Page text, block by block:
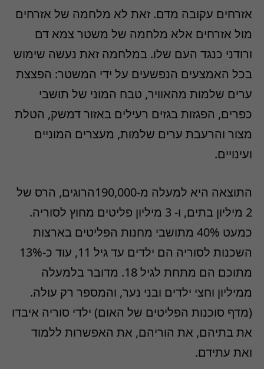
אזרחים עקובה מדם. זאת לא מלחמה של אזרחים
מול אזרחים אלא מלחמה של משטר צמא דם
ורודני כנגד העם שלו. במלחמה זאת נעשה שימוש
בכל האמצעים הנפשעים על ידי המשטר: הפצצת
ערים שלמות מהאוויר, טבח המוני של תושבי
כפרים, הפגזות בגזים רעילים באזור דמשק, הטלת
מצור והרעבת ערים שלמות, מעצרים המוניים
ועינויים.
התוצאה היא למעלה מ-190,000הרוגים, הרס של
2 מיליון בתים, ו- 3 מיליון פליטים מחוץ לסוריה.
כמעט 40% מתושבי מחנות הפליטים בארצות
השכנות לסוריה הם ילדים עד גיל 11, עוד כ-13%
מתוכם הם מתחת לגיל 18. מדובר בלמעלה
ממיליון וחצי ילדים ובני נער, והמספר רק עולה.
(מדף סוכנות הפליטים של האום) ילדי סוריה איבדו
את בתיהם, את הוריהם, את האפשרות ללמוד
ואת עתידם.